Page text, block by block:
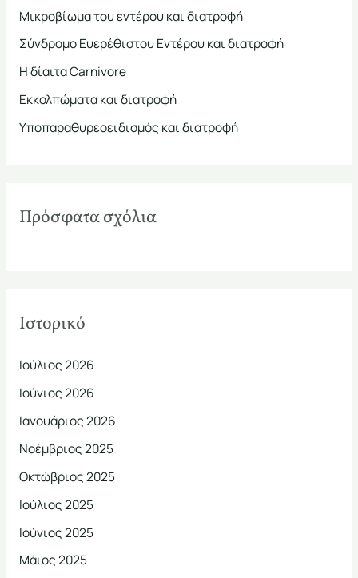
σ
η
γ
ι
Μικροβίωμα του εντέρου και διατροφή
Σύνδρομο Ευερέθιστου Εντέρου και διατροφή
Η δίαιτα Carnivore
Εκκολπώματα και διατροφή
Υποπαραθυρεοειδισμός και διατροφή
Πρόσφατα σχόλια
Ιστορικό
Ιούλιος 2026
Ιούνιος 2026
Ιανουάριος 2026
Νοέμβριος 2025
Οκτώβριος 2025
Ιούλιος 2025
Ιούνιος 2025
Μάιος 2025